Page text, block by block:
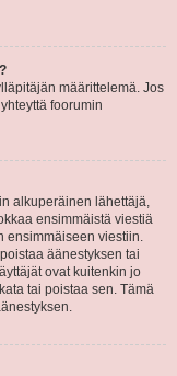
määrittelemä. Jos
foorumin
alkuperäinen lähettäjä,
ensimmäistä viestiä
ensimmäiseen viestiin.
äänestyksen tai
ovat kuitenkin jo
tai poistaa sen. Tämä